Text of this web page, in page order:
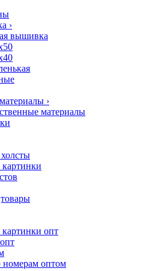
›
вышивка
›
материалы
опт
оптом